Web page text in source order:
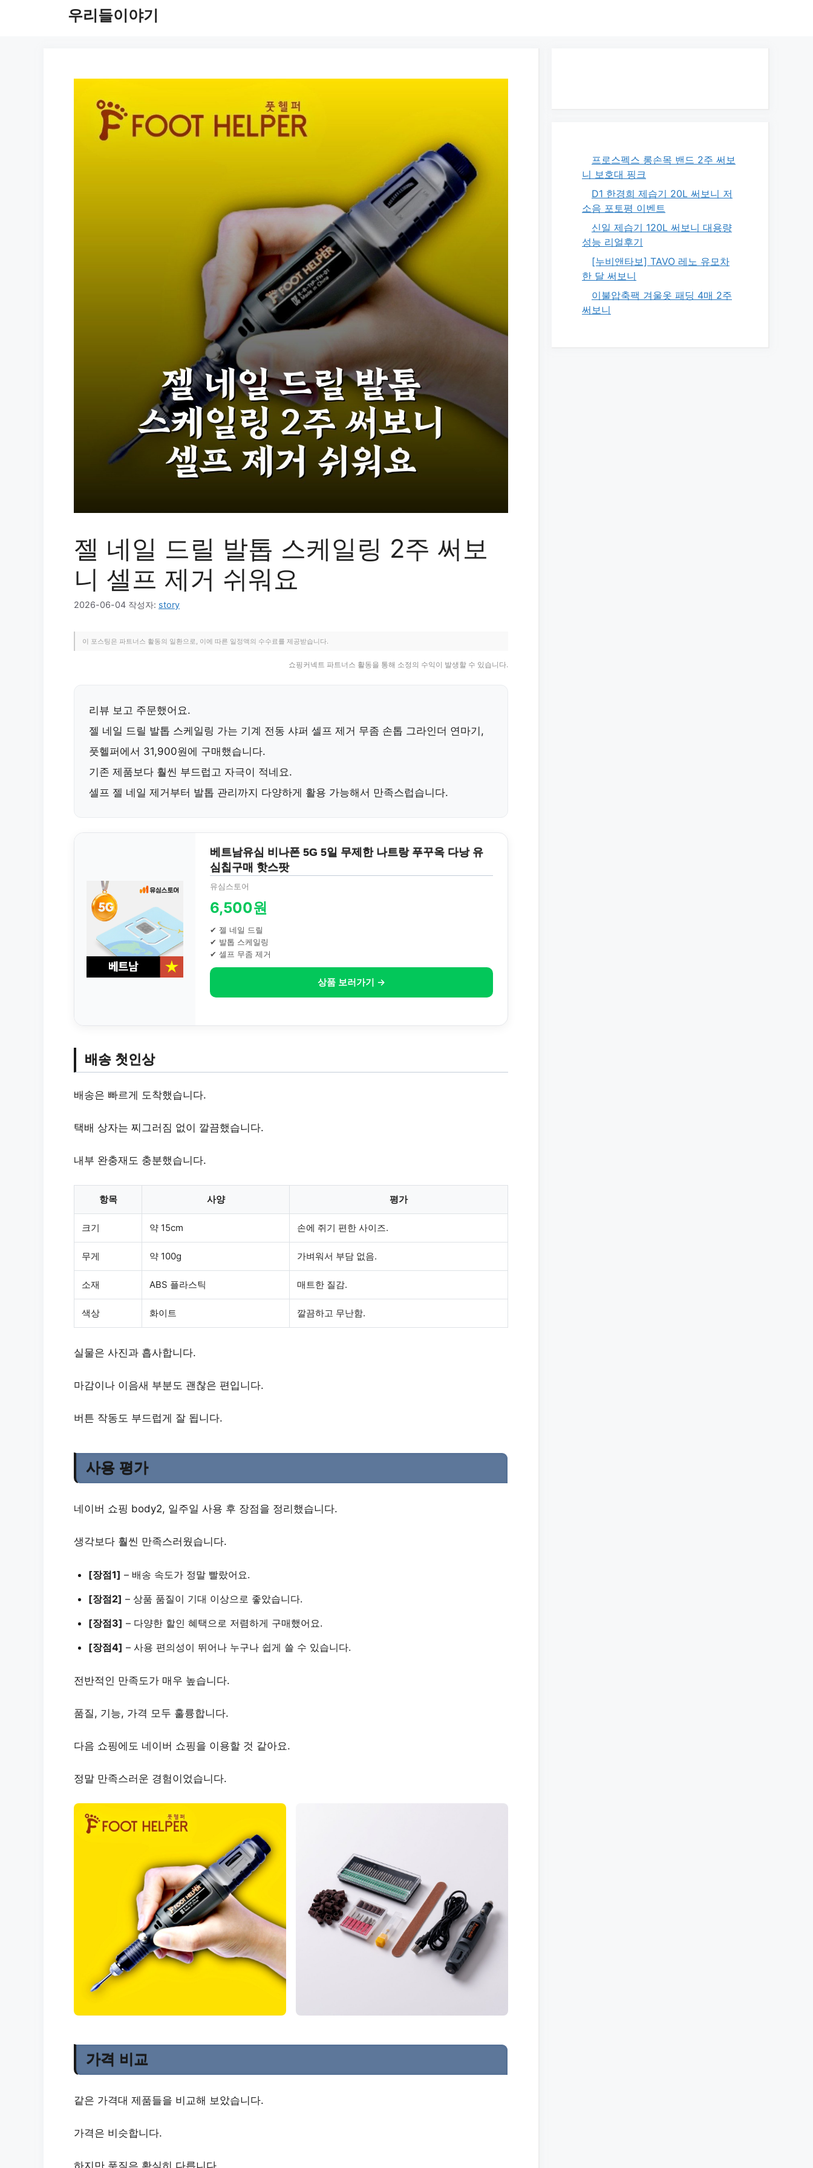
우리들이야기
젤 네일 드릴 발톱 스케일링 2주 써보
니 셀프 제거 쉬워요
2026-06-04 작성자: story
이 포스팅은 파트너스 활동의 일환으로, 이에 따른 일정액의 수수료를 제공받습니다.
쇼핑커넥트 파트너스 활동을 통해 소정의 수익이 발생할 수 있습니다.
리뷰 보고 주문했어요.
젤 네일 드릴 발톱 스케일링 가는 기계 전동 샤퍼 셀프 제거 무좀 손톱 그라인더 연마기,
풋헬퍼에서 31,900원에 구매했습니다.
기존 제품보다 훨씬 부드럽고 자극이 적네요.
셀프 젤 네일 제거부터 발톱 관리까지 다양하게 활용 가능해서 만족스럽습니다.
베트남유심 비나폰 5G 5일 무제한 나트랑 푸꾸옥 다낭 유
심칩구매 핫스팟
유심스토어
6,500원
✔ 젤 네일 드릴
✔ 발톱 스케일링
✔ 셀프 무좀 제거
상품 보러가기 →
배송 첫인상
배송은 빠르게 도착했습니다.
택배 상자는 찌그러짐 없이 깔끔했습니다.
내부 완충재도 충분했습니다.
항목 사양 평가
크기 약 15cm 손에 쥐기 편한 사이즈.
무게 약 100g 가벼워서 부담 없음.
소재 ABS 플라스틱 매트한 질감.
색상 화이트 깔끔하고 무난함.
실물은 사진과 흡사합니다.
마감이나 이음새 부분도 괜찮은 편입니다.
버튼 작동도 부드럽게 잘 됩니다.
사용 평가
네이버 쇼핑 body2, 일주일 사용 후 장점을 정리했습니다.
생각보다 훨씬 만족스러웠습니다.
[장점1] – 배송 속도가 정말 빨랐어요.
[장점2] – 상품 품질이 기대 이상으로 좋았습니다.
[장점3] – 다양한 할인 혜택 으로 저렴하게 구매했어요.
[장점4] – 사용 편의성이 뛰어나 누구나 쉽게 쓸 수 있습니다.
전반적인 만족도가 매우 높습니다.
품질, 기능, 가격 모두 훌륭합니다.
다음 쇼핑에도 네이버 쇼핑을 이용할 것 같아요.
정말 만족스러운 경험이었습니다.
가격 비교
같은 가격대 제품들을 비교해 보았습니다.
가격은 비슷합니다.
하지만 품질은 확실히 다릅니다.
프로스펙스 롱손목 밴드 2주 써보
니 보호대 핑크
D1 한경희 제습기 20L 써보니 저
소음 포토평 이벤트
신일 제습기 120L 써보니 대용량
성능 리얼후기
[누비앤타보] TAVO 레노 유모차
한 달 써보니
이불압축팩 겨울옷 패딩 4매 2주
써보니